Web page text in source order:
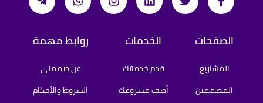
الصفحات
المشاريع
المصممين
الخدمات
قدم خدماتك
أضف مشروعك
روابط مهمة
عن صمملي
الشروط والأحكام